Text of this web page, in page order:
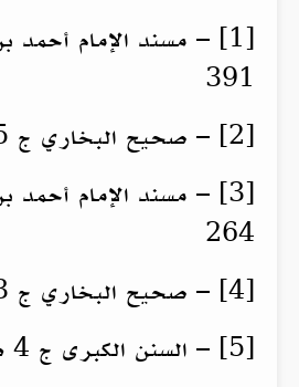
391
[2] – صحيح البخاري ج 5 ص 2331
264
[4] – صحيح البخاري ج 3 ص 1233
[5] – السنن الكبرى ج 4 ص 394